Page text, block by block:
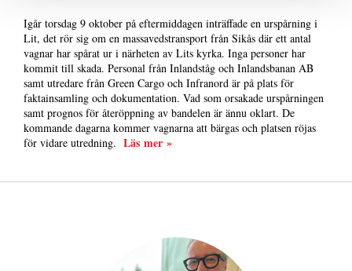
Igår torsdag 9 oktober på eftermiddagen inträffade en urspårning i
Lit, det rör sig om en massavedstransport från Sikås där ett antal
vagnar har spårat ur i närheten av Lits kyrka. Inga personer har
kommit till skada. Personal från Inlandståg och Inlandsbanan AB
samt utredare från Green Cargo och Infranord är på plats för
faktainsamling och dokumentation. Vad som orsakade urspårningen
samt prognos för återöppning av bandelen är ännu oklart. De
kommande dagarna kommer vagnarna att bärgas och platsen röjas
för vidare utredning. Läs mer »